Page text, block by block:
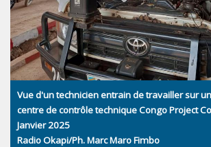
Vue d'un technicien entrain de travailler sur
centre de contrôle technique Congo Project
Janvier 2025
Radio Okapi/Ph. Marc Maro Fimbo